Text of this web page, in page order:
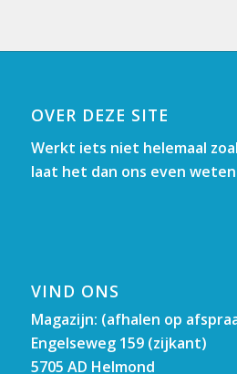
OVER DEZE SITE
Werkt iets niet helemaal
laat het dan ons even
VIND ONS
Magazijn: (afhalen op
Engelseweg 159 (zijkant)
5705 AD Helmond